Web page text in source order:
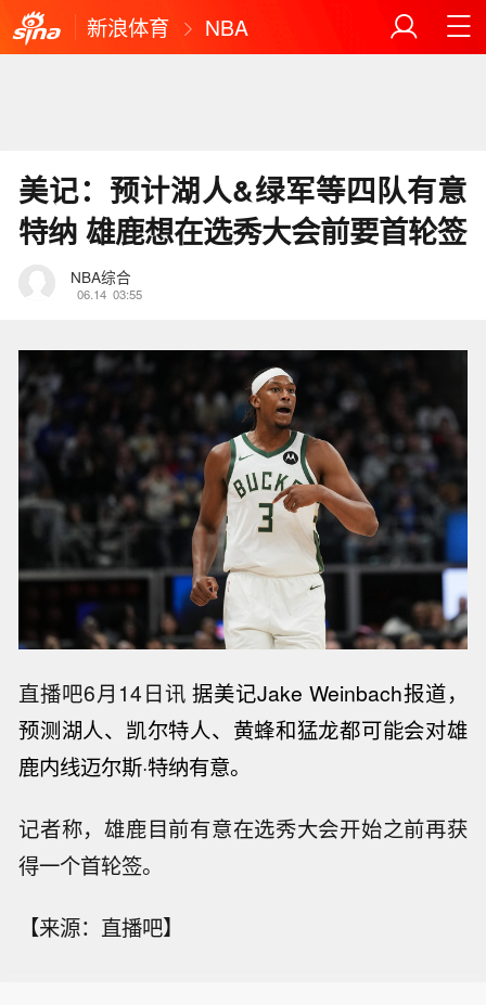
新浪体育 NBA
美记：预计湖人&绿军等四队有意
特纳 雄鹿想在选秀大会前要首轮签
NBA综合
06.14 03:55
直播吧6月14日讯据美记Jake Weinbach报道，
预测湖人、凯尔特人、黄蜂和猛龙都可能会对雄
鹿内线迈尔斯·特纳有意。
记者称，雄鹿目前有意在选秀大会开始之前再获
得一个首轮签。
【来源：直播吧】